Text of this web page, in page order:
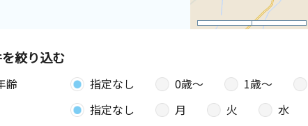
絞り込む
齢 指定なし 0歳〜 1歳〜
指定なし 月 火 水